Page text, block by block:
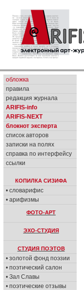
обложка
правила
редакция журнала
ARIFIS-info
ARIFIS-NEXT
блокнот эксперта
список авторов
записки на полях
справка по интерфейсу
ссылки
КОПИЛКА СИЗИФА
• словарифис
• арифизмы
ФОТО-АРТ
ЭХО-СТУДИЯ
СТУДИЯ ПОЭТОВ
• золотой фонд поэзии
• поэтический салон
• Зал Славы
• поэтические отзывы